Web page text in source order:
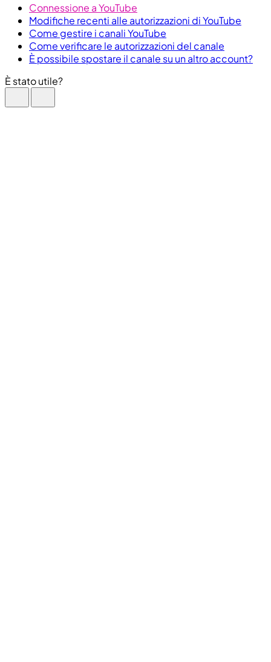
Connessione a YouTube
Modifiche recenti alle autorizzazioni di YouTube
Come gestire i canali YouTube
Come verificare le autorizzazioni del canale
È possibile spostare il canale su un altro account?
È stato utile?